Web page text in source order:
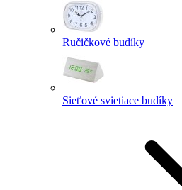
Ručičkové budíky
Sieťové svietiace budíky